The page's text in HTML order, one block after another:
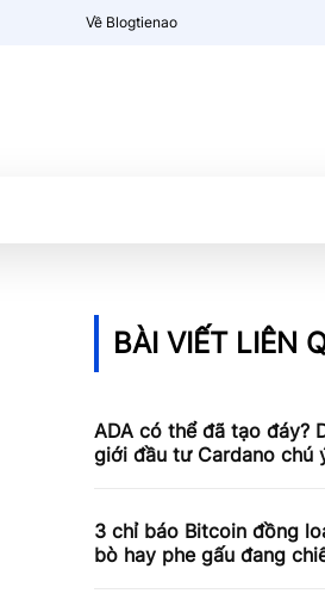
Về Blogtienao
BÀI VIẾT LIÊN
ADA có thể đã tạo đáy?
giới đầu tư Cardano chú
3 chỉ báo Bitcoin đồng
bò hay phe gấu đang